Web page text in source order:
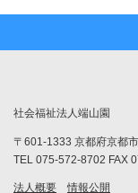
社会福祉法人端山園
〒601-1333 京都府京都
TEL 075-572-8702 FAX
法人概要 情報公開